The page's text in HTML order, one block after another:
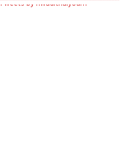
Tweets by hwadithalyoum